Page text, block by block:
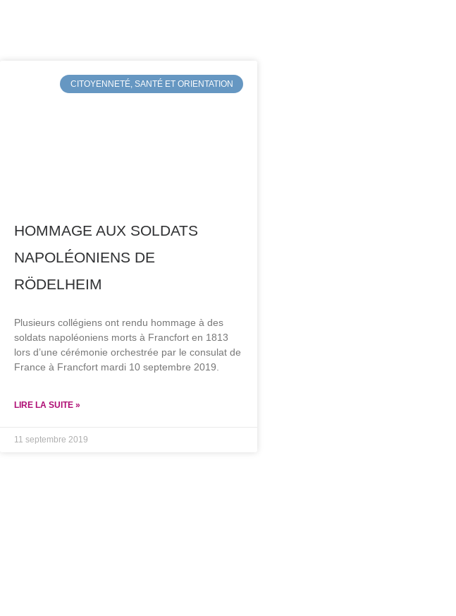
CITOYENNETÉ, SANTÉ ET ORIENTATION
HOMMAGE AUX SOLDATS
NAPOLÉONIENS DE
RÖDELHEIM
Plusieurs collégiens ont rendu hommage à des
soldats napoléoniens morts à Francfort en 1813
lors d’une cérémonie orchestrée par le consulat de
France à Francfort mardi 10 septembre 2019.
LIRE LA SUITE »
11 septembre 2019